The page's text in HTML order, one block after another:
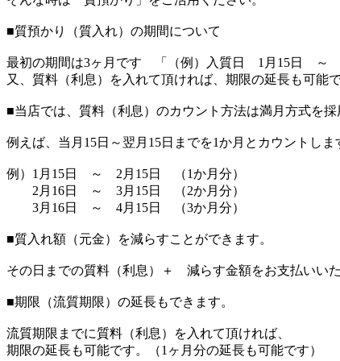
■質預かり（質入れ）の期間について
最初の期間は3ヶ月です 「（例）入質日 1月15日 ～
又、質料（利息）を入れて頂ければ、期限の延長も可能で
■当店では、質料（利息）のカウント方法は満月方式を採
例えば、当月15日～翌月15日までを1か月とカウントしま
例）1月15日 ～ 2月15日 （1か月分）
2月16日 ～ 3月15日 （2か月分）
3月16日 ～ 4月15日 （3か月分）
■質入れ額（元金）を減らすことができます。
その日までの質料（利息）＋ 減らす金額をお支払いいた
■期限（流質期限）の延長もできます。
流質期限までに質料（利息）を入れて頂ければ、
期限の延長も可能です。（1ヶ月分の延長も可能です）